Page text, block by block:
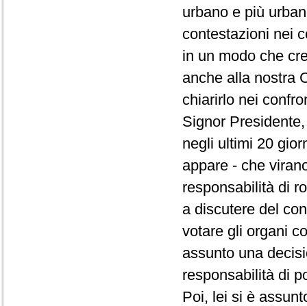
urbano e più
contestazioni nei
in un modo che
anche alla nostra
chiarirlo nei
Signor
negli ultimi 20
appare - che
responsabilità di
a discutere del
votare gli organi
assunto una
responsabilità di
Poi, lei si è